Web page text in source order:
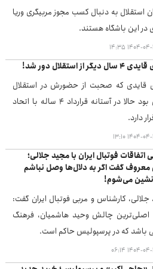
استقلال به دنبال کسب مجوز مربیگری وریا
در این باشگاه هستند.
۰۴-۲۲ ۱۴:۳۵
از استقلال دور شد!
قایدی که صحبت از حضورش در استقلال
تهران بود حالا در آستانه قرارداد ۴ ساله با اتحاد
دارد.
۰۴-۲۲ ۱۳:۱۰
اتفاقات فوتبال ایران با مجید جلالی؛
معروف گفت اگر به دلال‌ها وصل نباشم
می‌شوم!
کارشناس و مربی فوتبال ایران گفت:
اصلی‌ترین چالش وحید هاشمیان، فرهنگ
باشد که در پرسپولیس حاکم است.
۰۴-۲۲ ۰۶:۱۴